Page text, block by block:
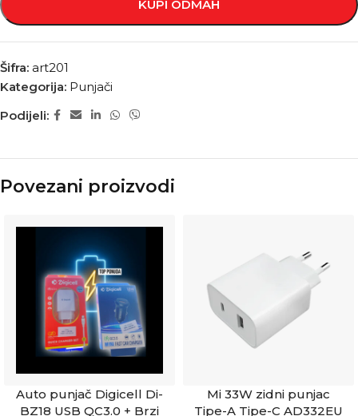
KUPI ODMAH
Šifra: art201
Kategorija: Punjači
Podijeli:
Povezani proizvodi
Auto punjač Digicell Di-
BZ18 USB QC3.0 + Brzi
Mi 33W zidni punjac
Tipe-A Tipe-C AD332EU